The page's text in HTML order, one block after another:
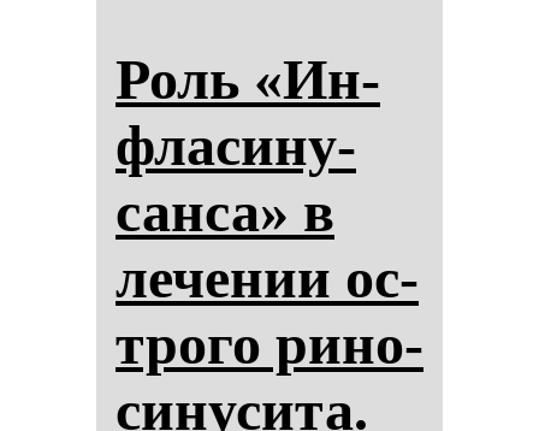
Роль «Ин­
фла­си­ну­
сан­са» в
ле­че­нии ос­
тро­го ри­но­
си­ну­си­та.